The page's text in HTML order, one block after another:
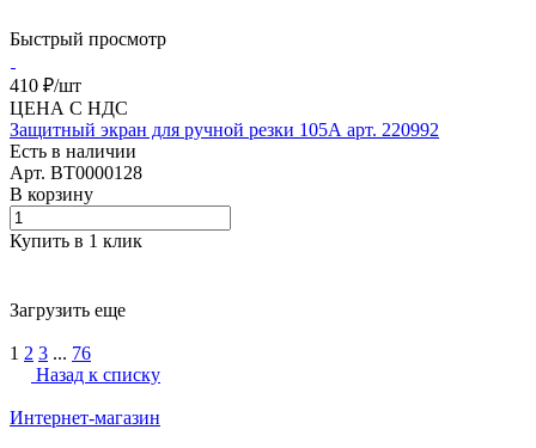
Быстрый просмотр
410 ₽/шт
ЦЕНА С НДС
Защитный экран для ручной резки 105А арт. 220992
Есть в наличии
Арт. BT0000128
В корзину
Купить в 1 клик
Загрузить еще
1 2 3 ... 76
Назад к списку
Интернет-магазин